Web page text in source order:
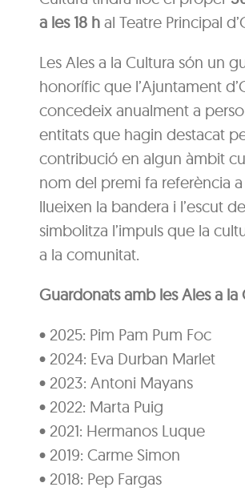
a les 18 h al Teatre Principal
Les Ales a la Cultura són un
honorífic que l’Ajuntament
concedeix anualment a
entitats que hagin destacat
contribució en algun àmbit
nom del premi fa referència a
llueixen la bandera i l’escut
simbolitza l’impuls que la
a la comunitat.
Guardonats amb les Ales a la
• 2025: Pim Pam Pum Foc
• 2024: Eva Durban Marlet
• 2023: Antoni Mayans
• 2022: Marta Puig
• 2021: Hermanos Luque
• 2019: Carme Simon
• 2018: Pep Fargas